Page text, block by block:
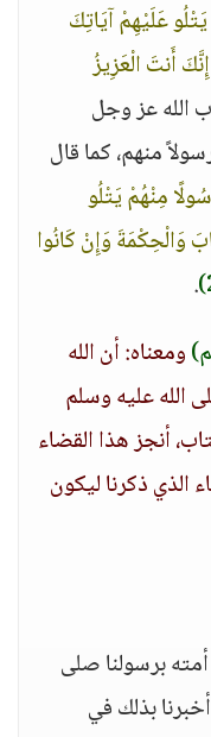
عَلَيْهِمْ آيَاتِكَ
أَنتَ الْعَزِيزُ
الله عز وجل
منهم، كما قال
مِنْهُمْ يَتْلُو
وَالْحِكْمَةَ وَإِنْ كَانُوا
.
ومعناه: أن الله
الله عليه وسلم
أنجز هذا القضاء
الذي ذكرنا ليكون
برسولنا صلى
بذلك في